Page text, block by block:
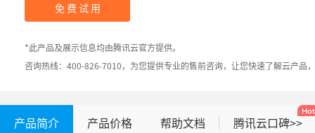
免 费 试 用
*此产品及展示信息均由腾讯云官方提供。
咨询热线：400-826-7010，为您提供专业的售前咨询，让您快速了解云产品
产品简介 产品价格 帮助文档 腾讯云口碑>>